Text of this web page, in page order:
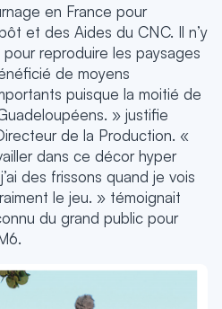
en France pour
et des Aides du CNC. Il n’y
reproduire les paysages
de moyens
puisque la moitié de
» justifie
de la Production. «
dans ce décor hyper
des frissons quand je vois
le jeu. » témoignait
du grand public pour